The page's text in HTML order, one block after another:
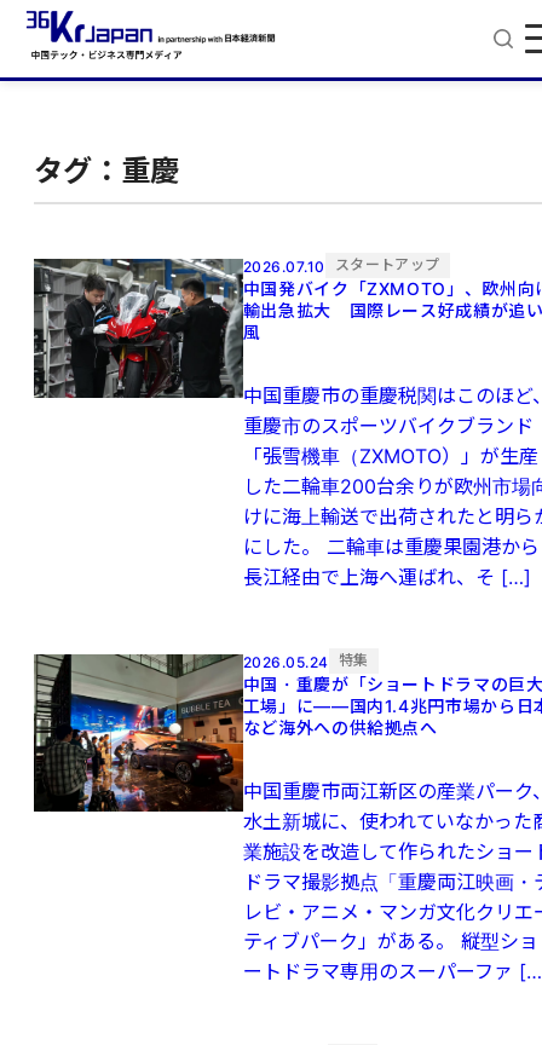
タグ：重慶
2026.07.10 スタートアップ
中国発バイク「ZXMOTO」、欧州向
輸出急拡大 国際レース好成績が追
風
中国重慶市の重慶税関はこのほど
重慶市のスポーツバイクブランド
「張雪機車（ZXMOTO）」が生産
した二輪車200台余りが欧州市場
けに海上輸送で出荷されたと明ら
にした。 二輪車は重慶果園港から
長江経由で上海へ運ばれ、そ […]
2026.05.24 特集
中国・重慶が「ショートドラマの巨
工場」に――国内1.4兆円市場から日
など海外への供給拠点へ
中国重慶市両江新区の産業パーク
水土新城に、使われていなかった
業施設を改造して作られたショー
ドラマ撮影拠点「重慶両江映画・
レビ・アニメ・マンガ文化クリエ
ティブパーク」がある。 縦型ショ
ートドラマ専用のスーパーファ